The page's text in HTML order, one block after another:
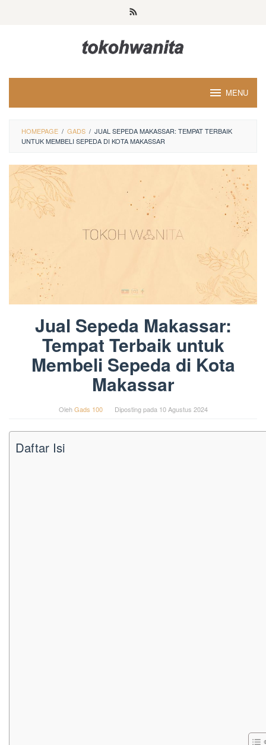
MENU
HOMEPAGE / GADS / JUAL SEPEDA MAKASSAR: TEMPAT TERBAIK
UNTUK MEMBELI SEPEDA DI KOTA MAKASSAR
Jual Sepeda Makassar:
Tempat Terbaik untuk
Membeli Sepeda di Kota
Makassar
OlehGads 100 Diposting pada 10 Agustus 2024
Daftar Isi